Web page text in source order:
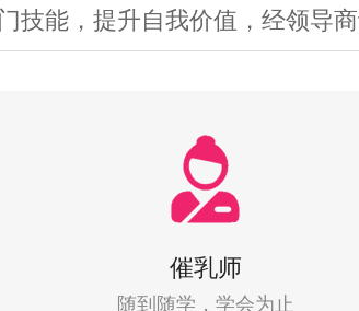
技能，提升自我价值，经领导
催乳师
随到随学，学会为止